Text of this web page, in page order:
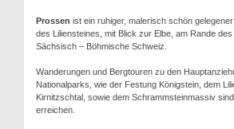
Prossen ist ein ruhiger, malerisch schön
des Liliensteines, mit Blick zur Elbe, am Rande
Sächsisch – Böhmische Schweiz.
Wanderungen und Bergtouren zu den
Nationalparks, wie der Festung Königstein, dem
Kirnitzschtal, sowie dem Schrammsteinmassiv
erreichen.